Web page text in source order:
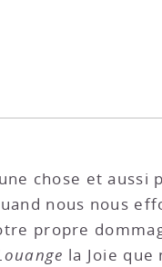
chose et aussi
nous nous
propre
la Joie que